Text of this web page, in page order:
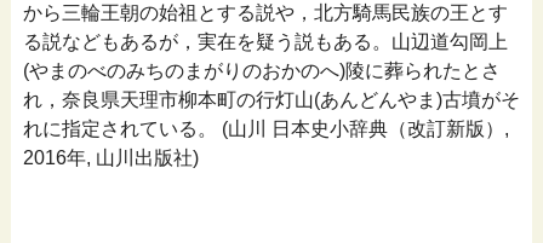
から三輪王朝の始祖とする説や，北方騎馬民族の王とす
る説などもあるが，実在を疑う説もある。山辺道勾岡上
(やまのべのみちのまがりのおかのへ)陵に葬られたとさ
れ，奈良県天理市柳本町の行灯山(あんどんやま)古墳がそ
れに指定されている。 (山川 日本史小辞典（改訂新版）,
2016年, 山川出版社)